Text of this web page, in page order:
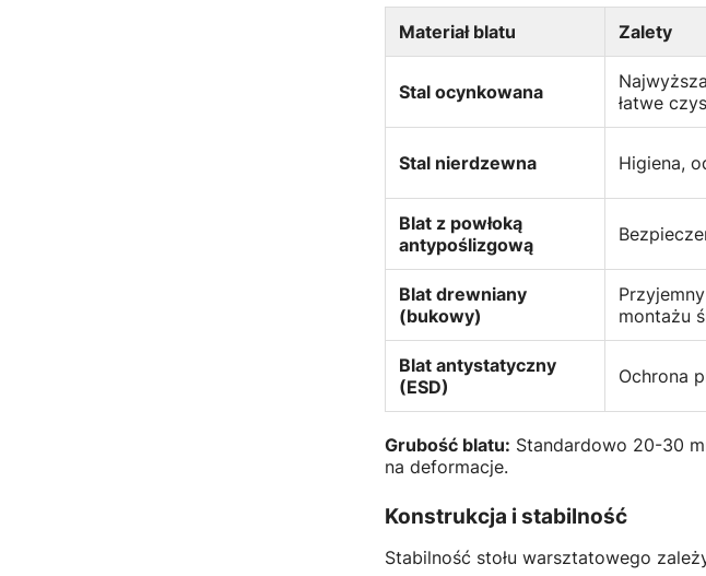
Materiał blatu Zalety
Stal ocynkowana
łatwe
Stal nierdzewna Higiena,
Blat z powłoką
antypoślizgową
Blat drewniany
(bukowy)
montażu
Blat antystatyczny
(ESD)
Ochrona
Grubość blatu: Standardowo 20-30
na deformacje.
Konstrukcja i stabilność
Stabilność stołu warsztatowego